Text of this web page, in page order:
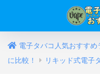
電子タバコ人気おすすめ
に比較！
リキッド式電子